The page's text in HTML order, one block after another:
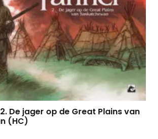
De jager op de Great Plains van
(HC)